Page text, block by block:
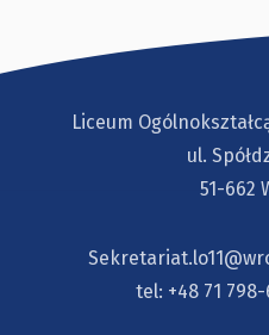
Liceum
ul.
51-662
tel: +48 71